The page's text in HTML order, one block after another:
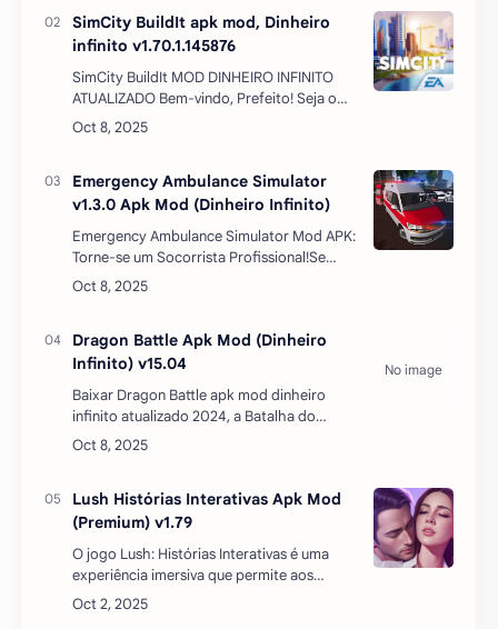
SimCity BuildIt apk mod, Dinheiro
infinito v1.70.1.145876
SimCity BuildIt MOD DINHEIRO INFINITO
ATUALIZADO Bem-vindo, Prefeito! Seja o
herói da sua própria cidade projetando e
criando uma metrópole linda e cheia de
Emergency Ambulance Simulator
v1.3.0 Apk Mod (Dinheiro Infinito)
Emergency Ambulance Simulator Mod APK:
Torne-se um Socorrista Profissional!Se
você sempre sonhou em salvar vidas e
experimentar a adrenalina de dirigir uma
Dragon Battle Apk Mod (Dinheiro
Infinito) v15.04
Baixar Dragon Battle apk mod dinheiro
infinito atualizado 2024, a Batalha do
Dragão apk mod desenvolve seu próprio
exército de dragões e os treina para
Lush Histórias Interativas Apk Mod
(Premium) v1.79
O jogo Lush: Histórias Interativas é uma
experiência imersiva que permite aos
jogadores mergulhar em um mundo de
narrativas ricas e variadas. Com uma